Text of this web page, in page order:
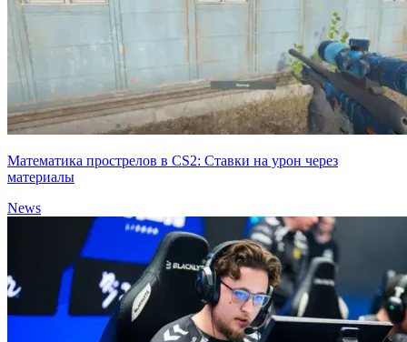
Математика прострелов в CS2: Ставки на урон через
материалы
News